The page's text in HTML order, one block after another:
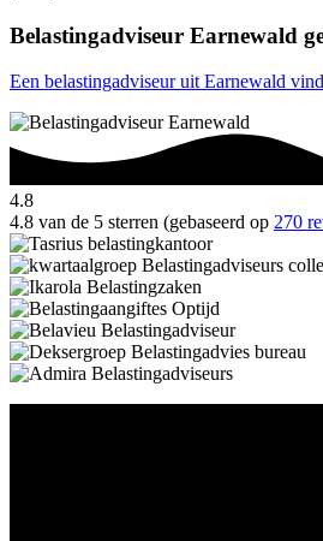
Belastingadviseur Earnewald
Een belastingadviseur uit Earnewald
4.8
4.8 van de 5 sterren (gebaseerd op 270